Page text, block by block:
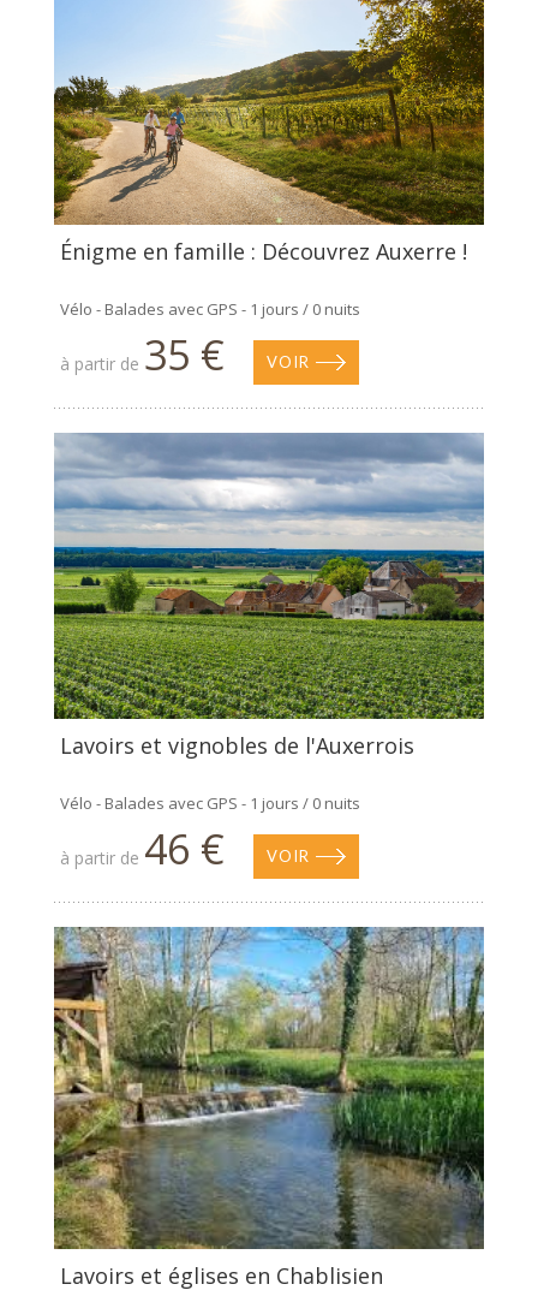
Énigme en famille : Découvrez Auxerre !
Vélo - Balades avec GPS - 1 jours / 0 nuits
à partir de 35 € VOIR
Lavoirs et vignobles de l'Auxerrois
Vélo - Balades avec GPS - 1 jours / 0 nuits
à partir de 46 € VOIR
Lavoirs et églises en Chablisien